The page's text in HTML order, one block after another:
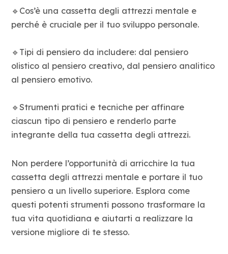
🔹Cos’è una cassetta degli attrezzi mentale e
perché è cruciale per il tuo sviluppo personale.
🔹Tipi di pensiero da includere: dal pensiero
olistico al pensiero creativo, dal pensiero analitico
al pensiero emotivo.
🔹Strumenti pratici e tecniche per affinare
ciascun tipo di pensiero e renderlo parte
integrante della tua cassetta degli attrezzi.
Non perdere l’opportunità di arricchire la tua
cassetta degli attrezzi mentale e portare il tuo
pensiero a un livello superiore. Esplora come
questi potenti strumenti possono trasformare la
tua vita quotidiana e aiutarti a realizzare la
versione migliore di te stesso.